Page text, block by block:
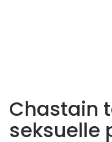
Chastain